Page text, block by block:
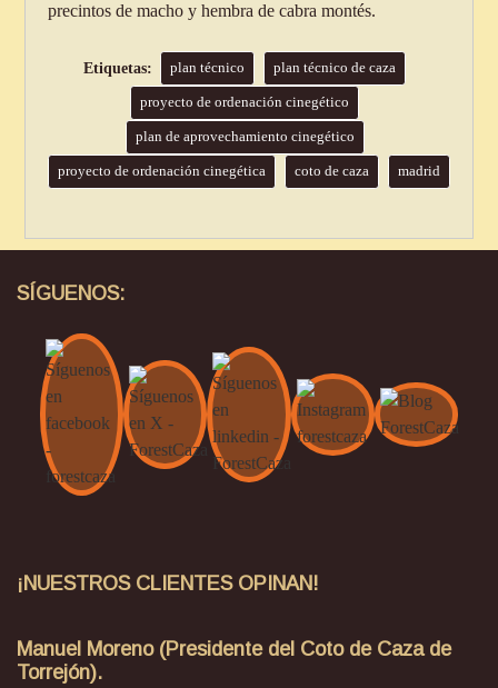
precintos de macho y hembra de cabra montés.
plan técnico plan técnico de caza
proyecto de ordenación cinegético
plan de aprovechamiento cinegético
proyecto de ordenación cinegética coto de caza madrid
SÍGUENOS:
¡NUESTROS CLIENTES OPINAN!
Manuel Moreno (Presidente del Coto de Caza de
Torrejón).